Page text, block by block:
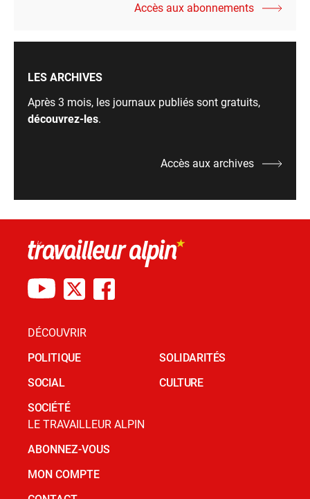
Accès aux abonnements
LES ARCHIVES
Après 3 mois, les journaux publiés sont gratuits,
découvrez-les.
Accès aux archives
DÉCOUVRIR
POLITIQUE
SOCIAL
SOCIÉTÉ
SOLIDARITÉS
CULTURE
LE TRAVAILLEUR ALPIN
ABONNEZ-VOUS
MON COMPTE